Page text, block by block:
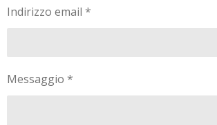
Indirizzo email *
Messaggio *